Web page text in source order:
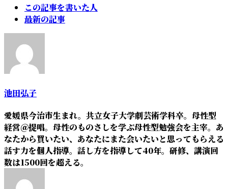
The
following
two
tabs
change
content
below.
この記事を書いた人
最新の記事
池田弘子
愛媛県今治市生まれ。共立女子大学劇芸術学科卒。母性型
経営＠提唱。母性のものさしを学ぶ母性型勉強会を主宰。あ
なたから買いたい、あなたにまた会いたいと思ってもらえる
話す力を個人指導。話し方を指導して40年。研修、講演回
数は1500回を超える。